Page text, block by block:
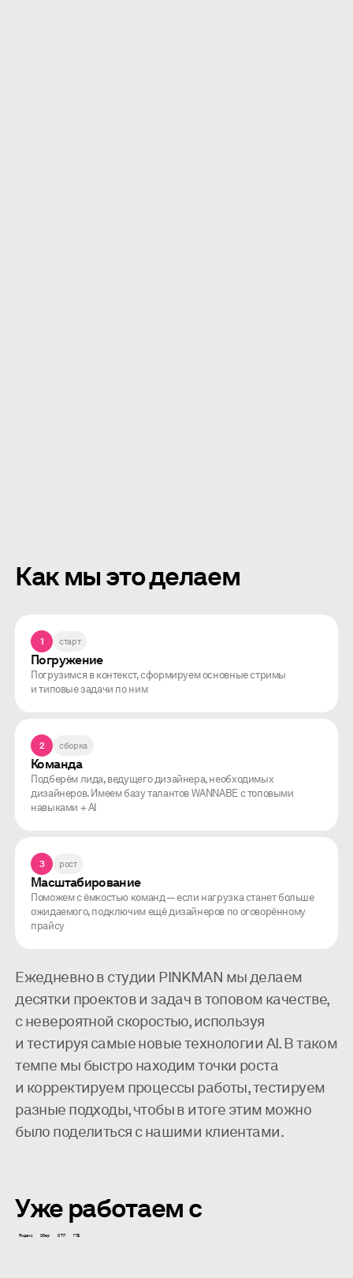
Как мы это делаем
1 старт
Погружение
Погрузимся в контекст, сформируем основные стримы
и типовые задачи по ним
2 сборка
Команда
Подберём лида, ведущего дизайнера, необходимых
дизайнеров. Имеем базу талантов WANNABE с топовыми
навыками + AI
3 рост
Масштабирование
Поможем с ёмкостью команд — если нагрузка станет больше
ожидаемого, подключим ещё дизайнеров по оговорённому
прайсу
Ежедневно в студии PINKMAN мы делаем
десятки проектов и задач в топовом качестве,
с невероятной скоростью, используя
и тестируя самые новые технологии AI. В таком
темпе мы быстро находим точки роста
и корректируем процессы работы, тестируем
разные подходы, чтобы в итоге этим можно
было поделиться с нашими клиентами.
Уже работаем с
Яндекс Сбер ОТП ГПБ